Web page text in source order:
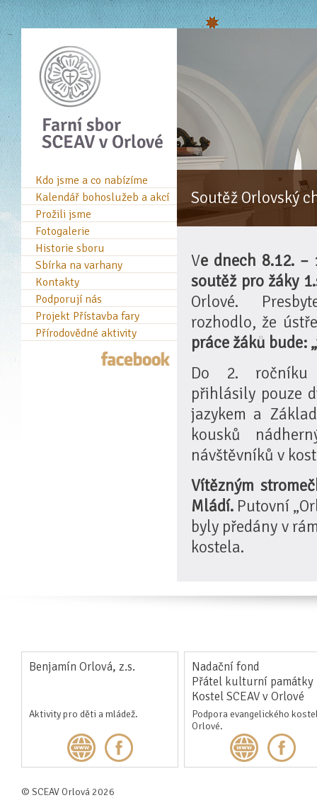
Kdo jsme a co nabízíme
Kalendář bohoslužeb a akcí
Prožili jsme
Fotogalerie
Historie sboru
Sbírka na varhany
Kontakty
Podporují nás
Projekt Přístavba fary
Přírodovědné aktivity
Soutěž Orlovský
Ve dnech 8.12. –
soutěž pro žáky
Orlové.
rozhodlo, že
práce žáků bude:
Do 2. ročníku
přihlásily pouze
jazykem a
kousků
návštěvníků v
Vítězným
Mládí. Putovní
byly předány v
kostela.
Benjamín Orlová, z.s.
Aktivity pro děti a mládež.
Nadační fond
Přátel kulturní památky
Kostel SCEAV v Orlové
Podpora evangelického
Orlové.
© SCEAV Orlová 2026